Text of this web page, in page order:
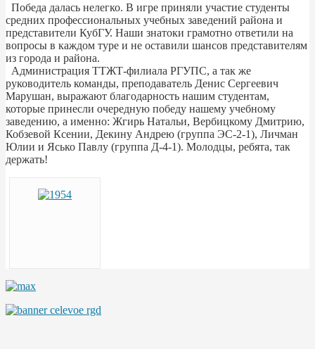
Победа далась нелегко. В игре приняли участие студенты
средних профессиональных учебных заведений района и
представители КубГУ. Наши знатоки грамотно ответили на
вопросы в каждом туре и не оставили шансов представителям
из города и района.
Администрация ТТЖТ-филиала РГУПС, а так же
руководитель команды, преподаватель Денис Сергеевич
Марушан, выражают благодарность нашим студентам,
которые принесли очередную победу нашему учебному
заведению, а именно: Жгирь Натальи, Вербицкому Дмитрию,
Кобзевой Ксении, Декину Андрею (группа ЭС-2-1), Личман
Юлии и Ясько Павлу (группа Д-4-1). Молодцы, ребята, так
держать!